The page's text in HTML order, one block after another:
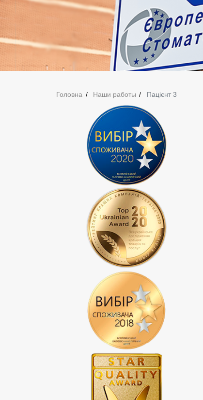
Головна Наши работы Пацієнт 3